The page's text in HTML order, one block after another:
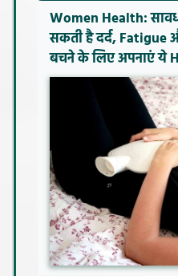
Women Health:
सकती है दर्द,
बचने के लिए अपनाएं ये